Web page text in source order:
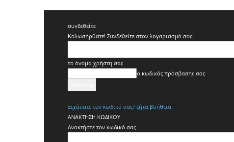
συνδεθείτε
Καλωσήρθατε! Συνδεθείτε στον λογαριασμό σας
το όνομα χρήστη σας
ο κωδικός πρόσβασης σας
Ξεχάσατε τον κωδικό σας? ζήτα βοήθεια
ΑΝΑΚΤΗΣΗ ΚΩΔΙΚΟΥ
Ανακτήστε τον κωδικό σας